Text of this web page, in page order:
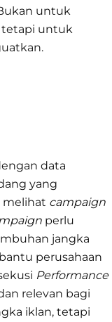
untuk
tetapi untuk
data
yang
melihat campaign
perlu
jangka
perusahaan
Performance
relevan bagi
iklan, tetapi